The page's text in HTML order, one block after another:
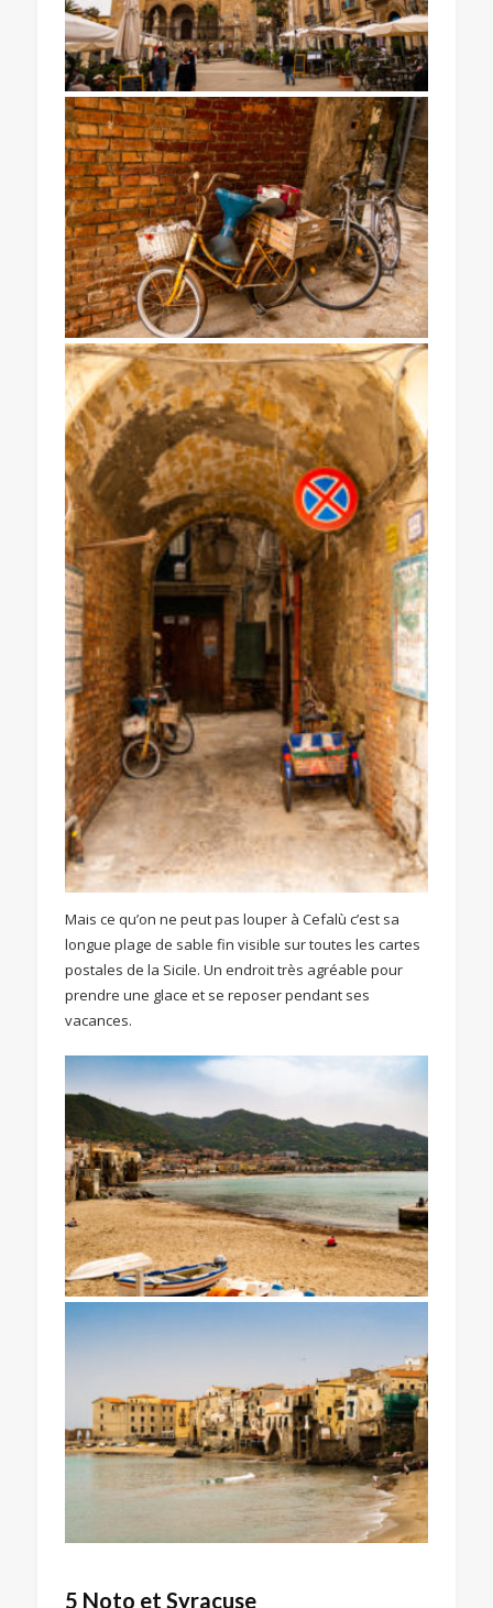
Mais ce qu’on ne peut pas louper à Cefalù c’est sa
longue plage de sable fin visible sur toutes les cartes
postales de la Sicile. Un endroit très agréable pour
prendre une glace et se reposer pendant ses
vacances.
5 Noto et Syracuse